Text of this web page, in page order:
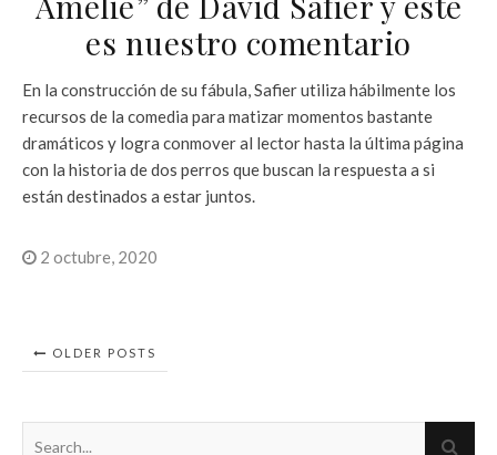
es nuestro comentario
En la construcción de su fábula, Safier utiliza hábilmente los
recursos de la comedia para matizar momentos bastante
dramáticos y logra conmover al lector hasta la última página
con la historia de dos perros que buscan la respuesta a si
están destinados a estar juntos.
2 octubre, 2020
OLDER POSTS